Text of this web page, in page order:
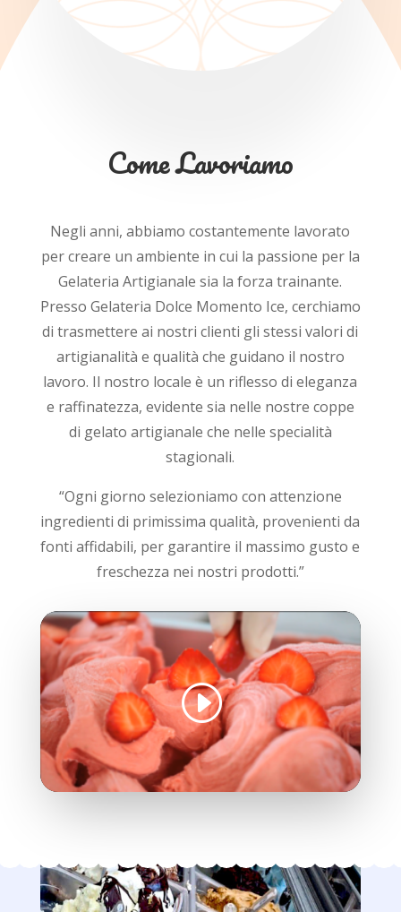
Come Lavoriamo
Negli anni, abbiamo costantemente lavorato
per creare un ambiente in cui la passione per la
Gelateria Artigianale sia la forza trainante.
Presso Gelateria Dolce Momento Ice, cerchiamo
di trasmettere ai nostri clienti gli stessi valori di
artigianalità e qualità che guidano il nostro
lavoro. Il nostro locale è un riflesso di eleganza
e raffinatezza, evidente sia nelle nostre coppe
di gelato artigianale che nelle specialità
stagionali.
“Ogni giorno selezioniamo con attenzione
ingredienti di primissima qualità, provenienti da
fonti affidabili, per garantire il massimo gusto e
freschezza nei nostri prodotti.”